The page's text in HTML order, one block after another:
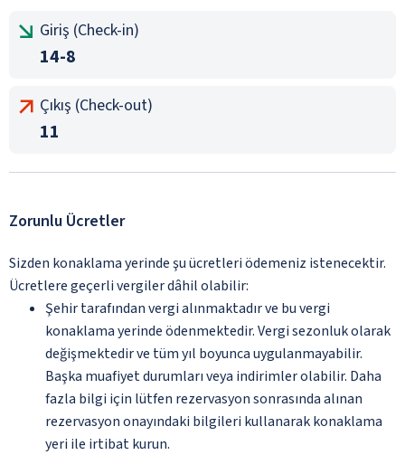
Giriş (Check-in)
14-8
Çıkış (Check-out)
11
Zorunlu Ücretler
Sizden konaklama yerinde şu ücretleri ödemeniz istenecektir.
Ücretlere geçerli vergiler dâhil olabilir:
Şehir tarafından vergi alınmaktadır ve bu vergi
konaklama yerinde ödenmektedir. Vergi sezonluk olarak
değişmektedir ve tüm yıl boyunca uygulanmayabilir.
Başka muafiyet durumları veya indirimler olabilir. Daha
fazla bilgi için lütfen rezervasyon sonrasında alınan
rezervasyon onayındaki bilgileri kullanarak konaklama
yeri ile irtibat kurun.